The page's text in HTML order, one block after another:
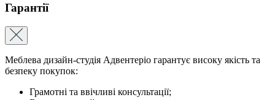
Гарантії
Меблева дизайн-студія Адвентеріо гарантує високу якість та
безпеку покупок:
Грамотні та ввічливі консультації;